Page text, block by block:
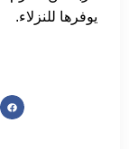
يوفرها للنزلاء.